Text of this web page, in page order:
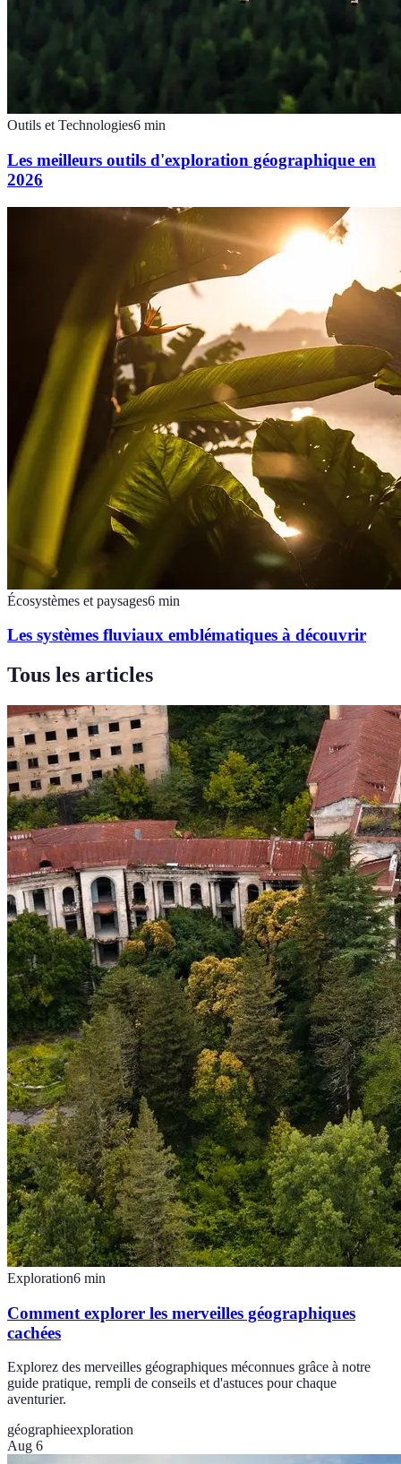
Outils et Technologies6 min
Les meilleurs outils d'exploration géographique en
2026
Écosystèmes et paysages6 min
Les systèmes fluviaux emblématiques à découvrir
Tous les articles
Exploration6 min
Comment explorer les merveilles géographiques
cachées
Explorez des merveilles géographiques méconnues grâce à notre
guide pratique, rempli de conseils et d'astuces pour chaque
aventurier.
géographieexploration
Aug 6